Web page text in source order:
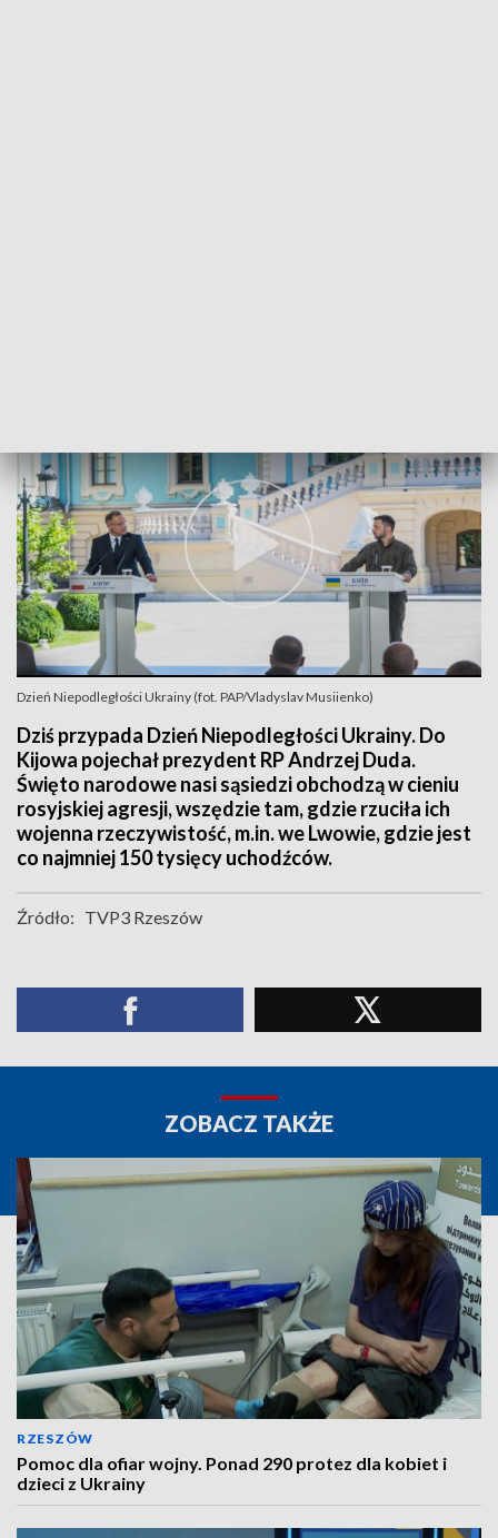
Dzień Niepodległości Ukrainy (fot. PAP/Vladyslav Musiienko)
Dziś przypada Dzień Niepodległości Ukrainy. Do
Kijowa pojechał prezydent RP Andrzej Duda.
Święto narodowe nasi sąsiedzi obchodzą w cieniu
rosyjskiej agresji, wszędzie tam, gdzie rzuciła ich
wojenna rzeczywistość, m.in. we Lwowie, gdzie jest
co najmniej 150 tysięcy uchodźców.
Źródło: TVP3 Rzeszów
ZOBACZ TAKŻE
RZESZÓW
Pomoc dla ofiar wojny. Ponad 290 protez dla kobiet i
dzieci z Ukrainy